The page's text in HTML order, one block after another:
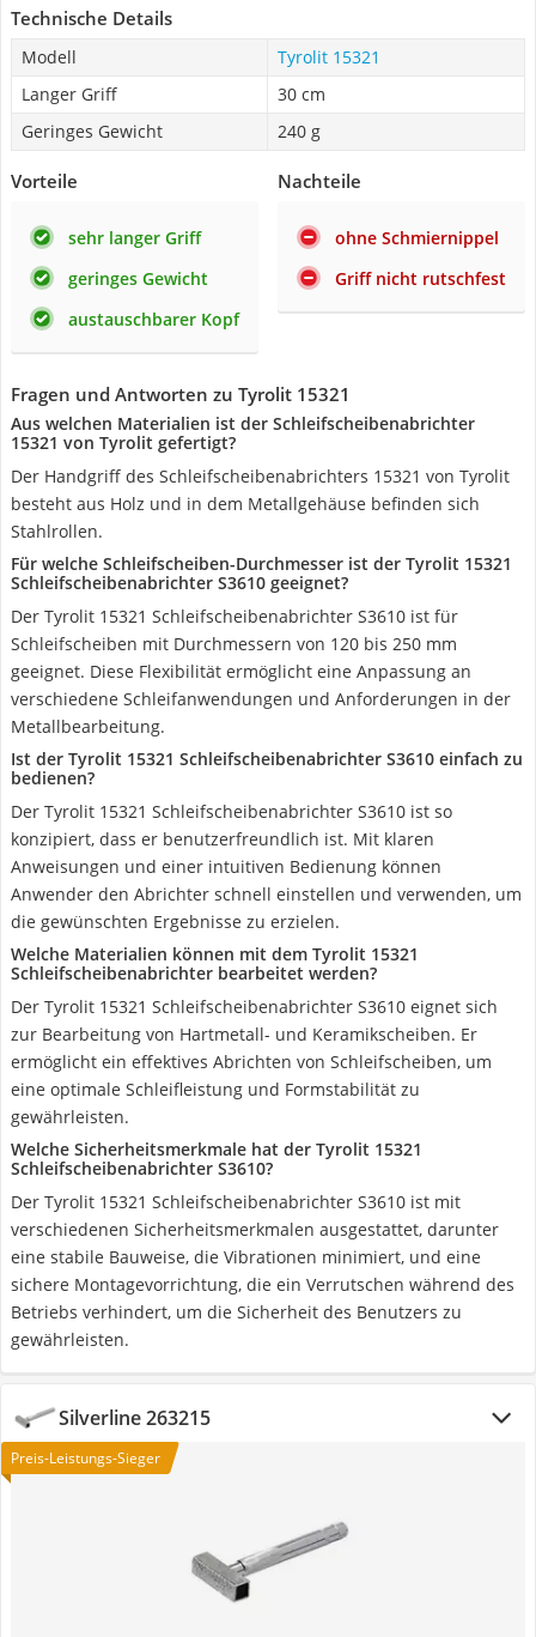
Technische Details
Modell
Tyrolit 15321
Langer Griff
30 cm
Geringes Gewicht
240 g
Vorteile
sehr langer Griff
geringes Gewicht
austauschbarer Kopf
Nachteile
ohne Schmiernippel
Griff nicht rutschfest
Fragen und Antworten zu Tyrolit 15321
Aus welchen Materialien ist der Schleifscheibenabrichter
15321 von Tyrolit gefertigt?
Der Handgriff des Schleifscheibenabrichters 15321 von Tyrolit
besteht aus Holz und in dem Metallgehäuse befinden sich
Stahlrollen.
Für welche Schleifscheiben-Durchmesser ist der Tyrolit 15321
Schleifscheibenabrichter S3610 geeignet?
Der Tyrolit 15321 Schleifscheibenabrichter S3610 ist für
Schleifscheiben mit Durchmessern von 120 bis 250 mm
geeignet. Diese Flexibilität ermöglicht eine Anpassung an
verschiedene Schleifanwendungen und Anforderungen in der
Metallbearbeitung.
Ist der Tyrolit 15321 Schleifscheibenabrichter S3610 einfach zu
bedienen?
Der Tyrolit 15321 Schleifscheibenabrichter S3610 ist so
konzipiert, dass er benutzerfreundlich ist. Mit klaren
Anweisungen und einer intuitiven Bedienung können
Anwender den Abrichter schnell einstellen und verwenden, um
die gewünschten Ergebnisse zu erzielen.
Welche Materialien können mit dem Tyrolit 15321
Schleifscheibenabrichter bearbeitet werden?
Der Tyrolit 15321 Schleifscheibenabrichter S3610 eignet sich
zur Bearbeitung von Hartmetall- und Keramikscheiben. Er
ermöglicht ein effektives Abrichten von Schleifscheiben, um
eine optimale Schleifleistung und Formstabilität zu
gewährleisten.
Welche Sicherheitsmerkmale hat der Tyrolit 15321
Schleifscheibenabrichter S3610?
Der Tyrolit 15321 Schleifscheibenabrichter S3610 ist mit
verschiedenen Sicherheitsmerkmalen ausgestattet, darunter
eine stabile Bauweise, die Vibrationen minimiert, und eine
sichere Montagevorrichtung, die ein Verrutschen während des
Betriebs verhindert, um die Sicherheit des Benutzers zu
gewährleisten.
Silverline 263215
Preis-Leistungs-Sieger